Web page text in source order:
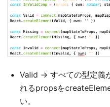
Valid → すべての型定義
れるpropsを
い。